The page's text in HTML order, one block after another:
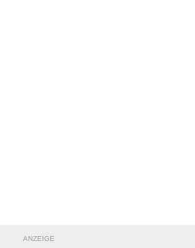
ANZEIGE